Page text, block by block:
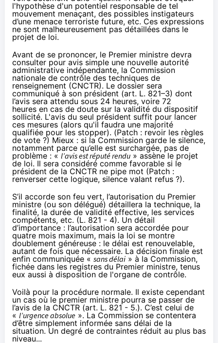
l'hypothèse d'un potentiel responsable de tel
mouvement menaçant, des possibles instigateurs
d’une menace terroriste future, etc. Ces expressions
ne sont malheureusement pas détaillées dans le
projet de loi.
Avant de se prononcer, le Premier ministre devra
consulter pour avis simple une nouvelle autorité
administrative indépendante, la Commission
nationale de contrôle des techniques de
renseignement (CNCTR). Le dossier sera
communiqué à son président (art. L. 821–3) dont
l’avis sera attendu sous 24 heures, voire 72
heures en cas de doute sur la validité du dispositif
sollicité. L'avis du seul président suffit pour lancer
ces mesures (alors qu'il faudra une majorité
qualifiée pour les stopper). (Patch : revoir les règles
de vote ?) Mieux : si la Commission garde le silence,
notamment parce qu’elle est surchargée, pas de
problème : « l’avis est réputé rendu » assène le projet
de loi. Il sera considéré comme favorable si le
président de la CNCTR ne pipe mot (Patch :
renverser cette logique, silence valant refus ?).
S’il accorde son feu vert, l’autorisation du Premier
ministre (ou son délégué) détaillera la technique, la
finalité, la durée de validité effective, les services
compétents, etc. (L. 821 - 4). Un détail
d’importance : l’autorisation sera accordée pour
quatre mois maximum, mais la loi se montre
doublement généreuse : le délai est renouvelable,
autant de fois que nécessaire. La décision finale est
enfin communiquée « sans délai » à la Commission,
fichée dans les registres du Premier ministre, tenus
eux aussi à disposition de l'organe de contrôle.
Voilà pour la procédure normale. Il existe cependant
un cas où le premier ministre pourra se passer de
l’avis de la CNCTR (art. L. 821 - 5.). C’est celui de
« l’urgence absolue ». La Commission se contentera
d’être simplement informée sans délai de la
situation. Un degré de contraintes réduit au plus bas
niveau...